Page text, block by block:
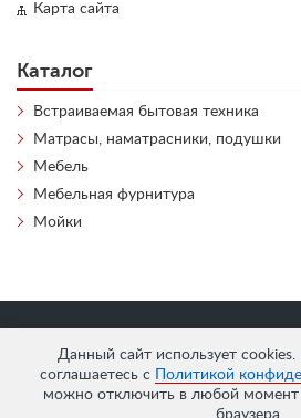
Данный сайт использует cookies.
соглашаетесь с
Политикой
можно отключить в любой момент
браузера
Карта сайта
Каталог
Встраиваемая бытовая техника
Матрасы, наматрасники, подушки
Мебель
Мебельная фурнитура
Мойки